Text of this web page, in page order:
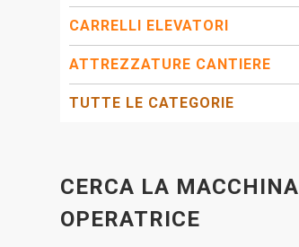
CARRELLI ELEVATORI
ATTREZZATURE CANTIERE
TUTTE LE CATEGORIE
CERCA LA MACCHINA
OPERATRICE